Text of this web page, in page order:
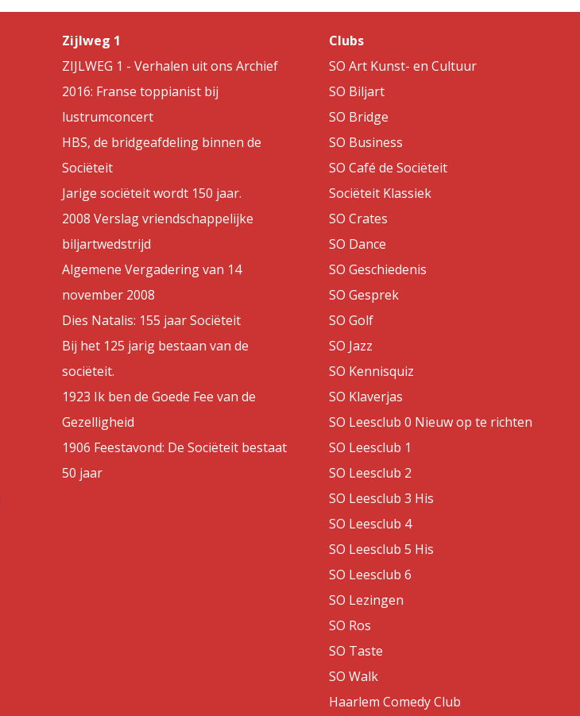
Zijlweg 1
ZIJLWEG 1 - Verhalen uit ons Archief
2016: Franse toppianist bij
lustrumconcert
HBS, de bridgeafdeling binnen de
Sociëteit
Jarige sociëteit wordt 150 jaar.
2008 Verslag vriendschappelijke
biljartwedstrijd
Algemene Vergadering van 14
november 2008
Dies Natalis: 155 jaar Sociëteit
Bij het 125 jarig bestaan van de
sociëteit.
1923 Ik ben de Goede Fee van de
Gezelligheid
1906 Feestavond: De Sociëteit bestaat
50 jaar
Clubs
SO Art Kunst- en Cultuur
SO Biljart
SO Bridge
SO Business
SO Café de Sociëteit
Sociëteit Klassiek
SO Crates
SO Dance
SO Geschiedenis
SO Gesprek
SO Golf
SO Jazz
SO Kennisquiz
SO Klaverjas
SO Leesclub 0 Nieuw op te richten
SO Leesclub 1
SO Leesclub 2
SO Leesclub 3 His
SO Leesclub 4
SO Leesclub 5 His
SO Leesclub 6
SO Lezingen
SO Ros
SO Taste
SO Walk
Haarlem Comedy Club